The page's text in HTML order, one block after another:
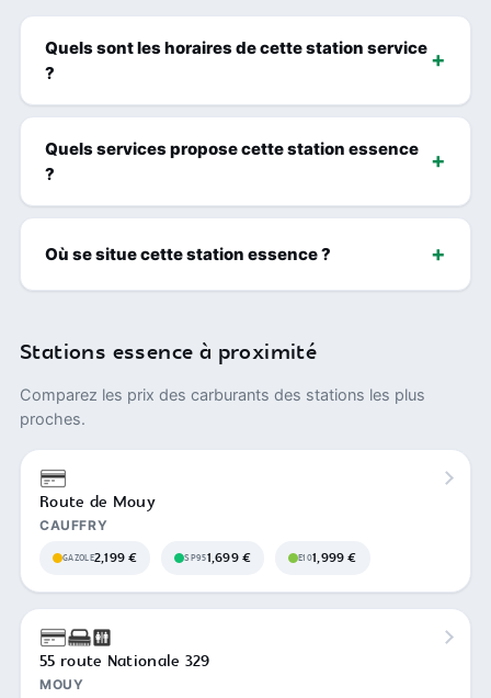
Quels sont les horaires de cette station service
?
Quels services propose cette station essence
?
Où se situe cette station essence ?
Stations essence à proximité
Comparez les prix des carburants des stations les plus
proches.
Route de Mouy
CAUFFRY
GAZOLE2,199 € SP951,699 € E101,999 €
55 route Nationale 329
MOUY